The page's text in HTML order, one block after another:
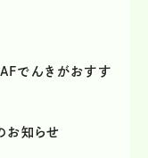
でんきがおすす
お知らせ